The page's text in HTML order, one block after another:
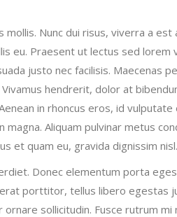
mollis. Nunc dui risus, viverra a
eu. Praesent ut lectus sed lorem
justo nec facilisis. Maecenas
hendrerit, dolor at
in rhoncus eros, id
magna. Aliquam pulvinar metus
et quam eu, gravida dignissim nisl.
Donec elementum porta
porttitor, tellus libero egestas
sollicitudin. Fusce rutrum mi